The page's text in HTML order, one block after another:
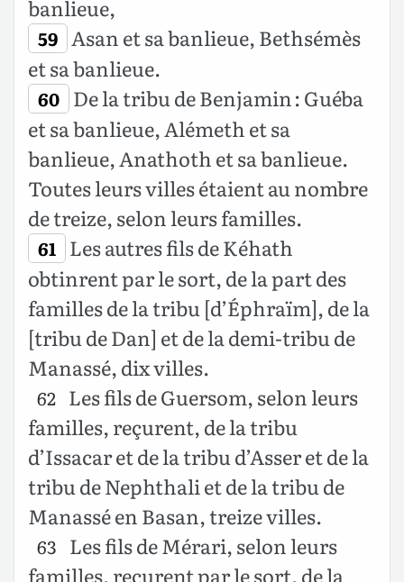
banlieue,
59 Asan et sa banlieue, Bethsémès
et sa banlieue.
60 De la tribu de Benjamin : Guéba
et sa banlieue, Alémeth et sa
banlieue, Anathoth et sa banlieue.
Toutes leurs villes étaient au nombre
de treize, selon leurs familles.
61 Les autres fils de Kéhath
obtinrent par le sort, de la part des
familles de la tribu [d’Éphraïm], de la
[tribu de Dan] et de la demi-tribu de
Manassé, dix villes.
62 Les fils de Guersom, selon leurs
familles, reçurent, de la tribu
d’Issacar et de la tribu d’Asser et de la
tribu de Nephthali et de la tribu de
Manassé en Basan, treize villes.
63 Les fils de Mérari, selon leurs
familles, reçurent par le sort, de la